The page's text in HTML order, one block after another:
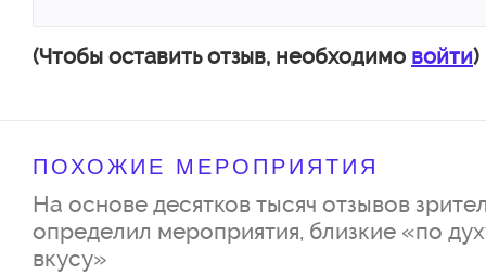
(Чтобы оставить отзыв, необходимо войти)
ПОХОЖИЕ МЕРОПРИЯТИЯ
На основе десятков тысяч отзывов
определил мероприятия, близкие «по
вкусу»